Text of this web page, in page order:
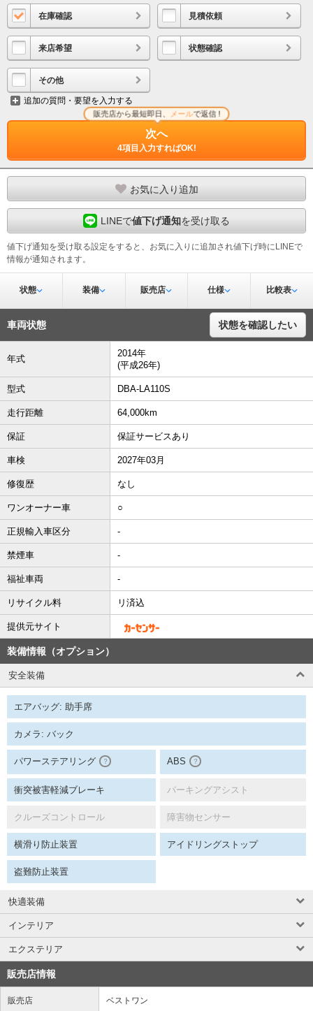
在庫確認 見積依頼
来店希望 状態確認
その他
追加の質問・要望を入力する
次へ
4項目入力すればOK!
販売店から最短即日、 メールで返信 !
お気に入り追加
LINEで値下げ通知を受け取る
値下げ通知を受け取る設定をすると、お気に入りに追加され値下げ時にLINEで
情報が通知されます。
状態 装備 販売店 仕様 比較表
車両状態 状態を確認したい
年式
2014年
(平成26年)
型式 DBA-LA110S
走行距離 64,000km
保証 保証サービスあり
車検 2027年03月
修復歴 なし
ワンオーナー車 ○
正規輸入車区分 -
禁煙車 -
福祉車両 -
リサイクル料 リ済込
提供元サイト
装備情報（オプション）
安全装備
エアバッグ: 助手席
カメラ: バック
パワーステアリング ？ ABS ？
衝突被害軽減ブレーキ パーキングアシスト
クルーズコントロール 障害物センサー
横滑り防止装置 アイドリングストップ
盗難防止装置
快適装備
インテリア
エクステリア
販売店情報
販売店 ベストワン